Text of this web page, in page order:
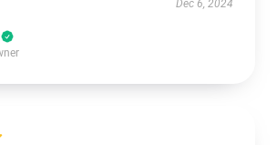
Dec 6, 2024